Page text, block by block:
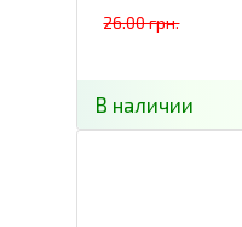
26.00 грн.
В наличии